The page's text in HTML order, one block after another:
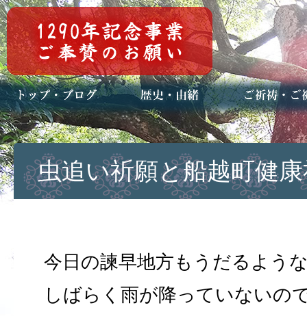
トップページ
ブログ(日々八百万)
お知らせ一覧 歴史・ご祭神
年中行事
メディア掲載 ご祈祷・ご祈
安産祈願
初宮参り
七五三詣
長寿のお祝い
神前結婚式
厄祓い・方位
車のお祓い
地鎮祭
神葬祭（神式
虫追い祈願と船越町健
今日の諫早地方もうだるよう
しばらく雨が降っていないの